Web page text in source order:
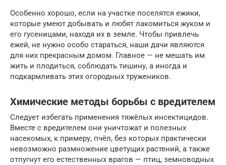
Особенно хорошо, если на участке поселятся ежики,
которые умеют добывать и любят лакомиться жуком и
его гусеницами, находя их в земле. Чтобы привлечь
ежей, не нужно особо стараться, наши дачи являются
для них прекрасным домом. Главное — не мешать им
жить и плодиться, соблюдать тишину, а иногда и
подкармливать этих огородных тружеников.
Химические методы борьбы с вредителем
Следует избегать применения тяжёлых инсектицидов.
Вместе с вредителем они уничтожат и полезных
насекомых, к примеру, пчёл, без которых практически
невозможно размножение цветущих растений, а также
отпугнут его естественных врагов — птиц, земноводных